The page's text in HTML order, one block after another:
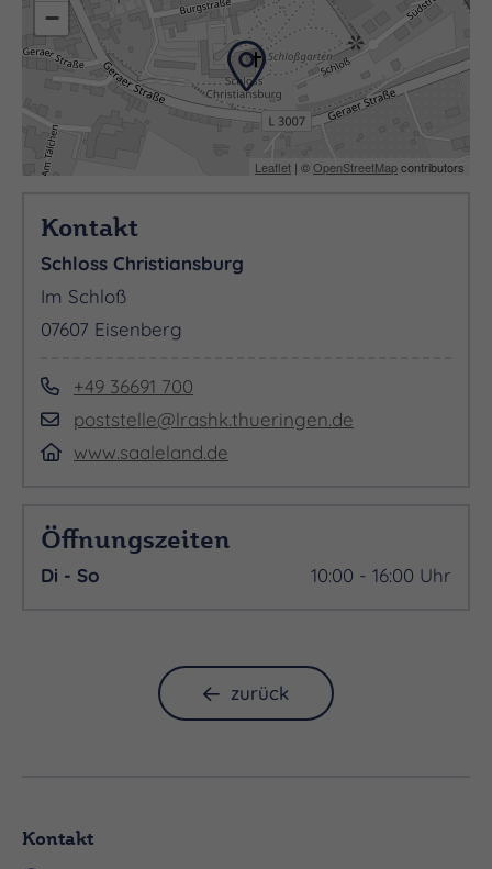
−
Leaflet | ©OpenStreetMapcontributors
Kontakt
Schloss Christiansburg
Im Schloß
07607 Eisenberg
+49 36691 700
poststelle@lrashk.thueringen.de
www.saaleland.de
Öffnungszeiten
Di - So 10:00 - 16:00 Uhr
zurück
Kontakt